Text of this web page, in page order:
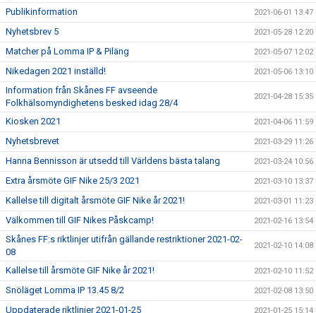
Publikinformation 2021-06-01 13:47
Nyhetsbrev 5 2021-05-28 12:20
Matcher på Lomma IP & Piläng 2021-05-07 12:02
Nikedagen 2021 inställd! 2021-05-06 13:10
Information från Skånes FF avseende
Folkhälsomyndighetens besked idag 28/4
2021-04-28 15:35
Kiosken 2021 2021-04-06 11:59
Nyhetsbrevet 2021-03-29 11:26
Hanna Bennisson är utsedd till Världens bästa talang 2021-03-24 10:56
Extra årsmöte GIF Nike 25/3 2021 2021-03-10 13:37
Kallelse till digitalt årsmöte GIF Nike år 2021! 2021-03-01 11:23
Välkommen till GIF Nikes Påskcamp! 2021-02-16 13:54
Skånes FF:s riktlinjer utifrån gällande restriktioner 2021-02-
08
2021-02-10 14:08
Kallelse till årsmöte GIF Nike år 2021! 2021-02-10 11:52
Snöläget Lomma IP 13.45 8/2 2021-02-08 13:50
Uppdaterade riktlinjer 2021-01-25 2021-01-25 15:14